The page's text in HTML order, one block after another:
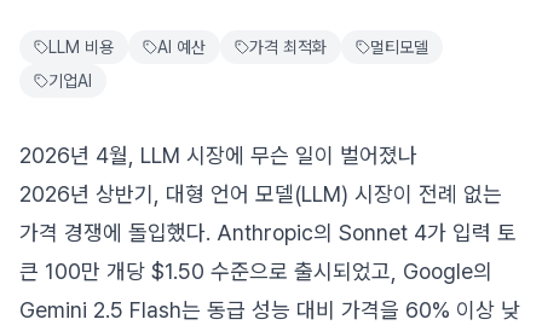
LLM 비용 AI 예산 가격 최적화
멀티모델
기업AI
2026년 4월, LLM 시장에 무슨 일이 벌어졌나
2026년 상반기, 대형 언어 모델(LLM) 시장이 전례 없는
가격 경쟁에 돌입했다. Anthropic의 Sonnet 4가 입력 토
큰 100만 개당 $1.50 수준으로 출시되었고, Google의
Gemini 2.5 Flash는 동급 성능 대비 가격을 60% 이상 낮